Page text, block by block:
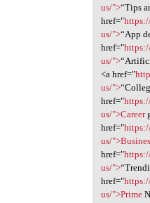
us/">“Tips
href="
us/">“App
href="
us/">
<a href="
us/">
href="
us/">Career
href="
us/
href="
us/">
href="
us/">Prime